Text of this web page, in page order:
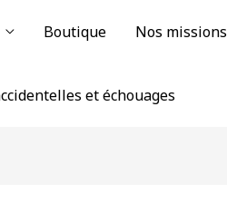
Boutique Nos missions
et échouages